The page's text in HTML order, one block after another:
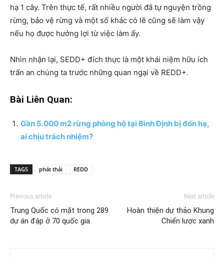
hạ 1 cây. Trên thực tế, rất nhiều người đã tự nguyện trồng
rừng, bảo vệ rừng và một số khác có lẽ cũng sẽ làm vậy
nếu họ được hưởng lợi từ việc làm ấy.
Nhìn nhận lại, SEDD+ đích thực là một khái niệm hữu ích
trấn an chúng ta trước những quan ngại về REDD+.
Bài Liên Quan:
Gần 5.000 m2 rừng phòng hộ tại Bình Định bị đốn hạ,
ai chịu trách nhiệm?
TAGS phát thải REDD
Previous article
Trung Quốc có mặt trong 289
dự án đập ở 70 quốc gia
Next article
Hoàn thiện dự thảo Khung
Chiến lược xanh